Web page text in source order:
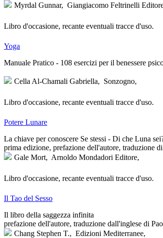
Myrdal Gunnar, Giangiacomo Feltrinelli
Libro d'occasione, recante eventuali tracce d'uso.
Yoga
Manuale Pratico - 108 esercizi per il benessere
Cella Al-Chamali Gabriella, Sonzogno,
Libro d'occasione, recante eventuali tracce d'uso.
Potere Lunare
La chiave per conoscere Se stessi - Di che Luna
prima edizione, prefazione dell'autore, traduzione
Gale Mort, Arnoldo Mondadori Editore,
Libro d'occasione, recante eventuali tracce d'uso.
Il Tao del Sesso
Il libro della saggezza infinita
prefazione dell'autore, traduzione dall'inglese di
Chang Stephen T., Edizioni Mediterranee,